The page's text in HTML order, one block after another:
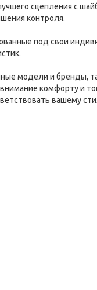
сцепления с
контроля.
под свои
модели и бренды,
комфорту и
вашему